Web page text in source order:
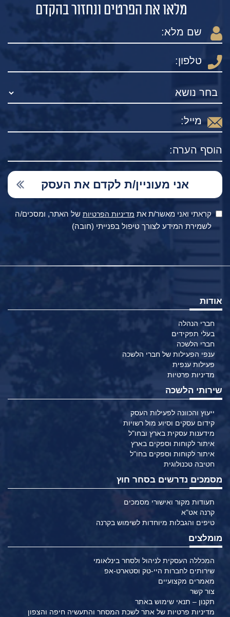
מלאו את הפרטים ונחזור בהקדם
קראתי ואני מאשר/ת את מדיניות הפרטיות של האתר, ומסכים/ה
לשמירת המידע לצורך טיפול בפנייתי (חובה)
אודות
חברי הנהלה
בעלי תפקידים
חברי הלשכה
ענפי הפעילות של חברי הלשכה
פעילות ענפית
מדיניות פרטיות
שירותי הלשכה
ייעוץ והכוונה לפעילות העסק
קידום עסקים וסיוע מול רשויות
מידענות עסקית בארץ ובחו"ל
איתור לקוחות וספקים בארץ
איתור לקוחות וספקים בחו"ל
חטיבה טכנולוגית
מסמכים נדרשים בסחר חוץ
תעודות מקור ואישורי מסמכים
קרנה אט"א
טיפים והגבלות מיוחדות לשימוש בקרנה
מומלצים
המכללה העסקית לניהול ולסחר בינלאומי
שירותים לחברות היי-טק וסטארט-אפ
מאמרים מקצועיים
צור קשר
תקנון – תנאי שימוש באתר
מדיניות פרטיות של אתר לשכת המסחר והתעשיה חיפה והצפון